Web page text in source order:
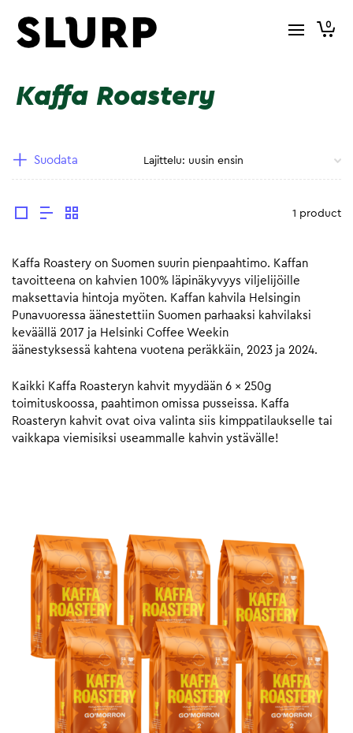
0
Kaffa Roastery
Suodata
1 product
Kaffa Roastery on Suomen suurin pienpaahtimo. Kaffan
tavoitteena on kahvien 100% läpinäkyvyys viljelijöille
maksettavia hintoja myöten. Kaffan kahvila Helsingin
Punavuoressa äänestettiin Suomen parhaaksi kahvilaksi
keväällä 2017 ja Helsinki Coffee Weekin
äänestyksessä kahtena vuotena peräkkäin, 2023 ja 2024.
Kaikki Kaffa Roasteryn kahvit myydään 6 x 250g
toimituskoossa, paahtimon omissa pusseissa. Kaffa
Roasteryn kahvit ovat oiva valinta siis kimppatilaukselle tai
vaikkapa viemisiksi useammalle kahvin ystävälle!